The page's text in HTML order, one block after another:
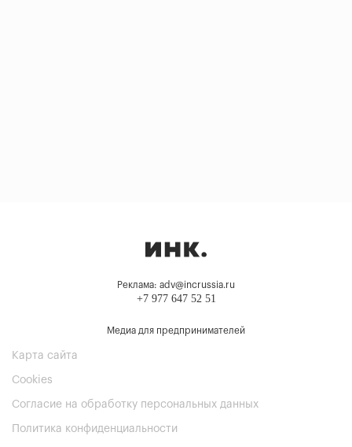
Реклама: adv@incrussia.ru
+7 977 647 52 51
Медиа для предпринимателей
Карта сайта
Cookies
Согласие на обработку персональных данных
Политика конфиденциальности